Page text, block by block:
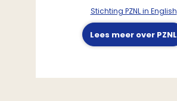
Stichting PZNL in English
Lees meer over PZNL